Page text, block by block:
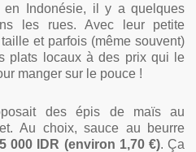
Indonésie, il y a quelques
les rues. Avec leur petite
et parfois (même souvent)
plats locaux à des prix qui le
manger sur le pouce !
des épis de maïs au
Au choix, sauce au beurre
000 IDR (environ 1,70 €). Ça